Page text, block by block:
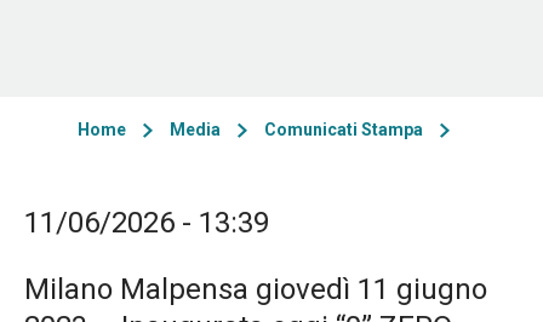
Home Media Comunicati Stampa
11/06/2026 - 13:39
Milano Malpensa giovedì 11 giugno